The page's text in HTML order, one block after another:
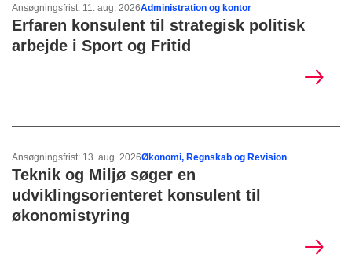
Ansøgningsfrist: 11. aug. 2026Administration og kontor
Erfaren konsulent til strategisk politisk
arbejde i Sport og Fritid
Ansøgningsfrist: 13. aug. 2026Økonomi, Regnskab og Revision
Teknik og Miljø søger en
udviklingsorienteret konsulent til
økonomistyring